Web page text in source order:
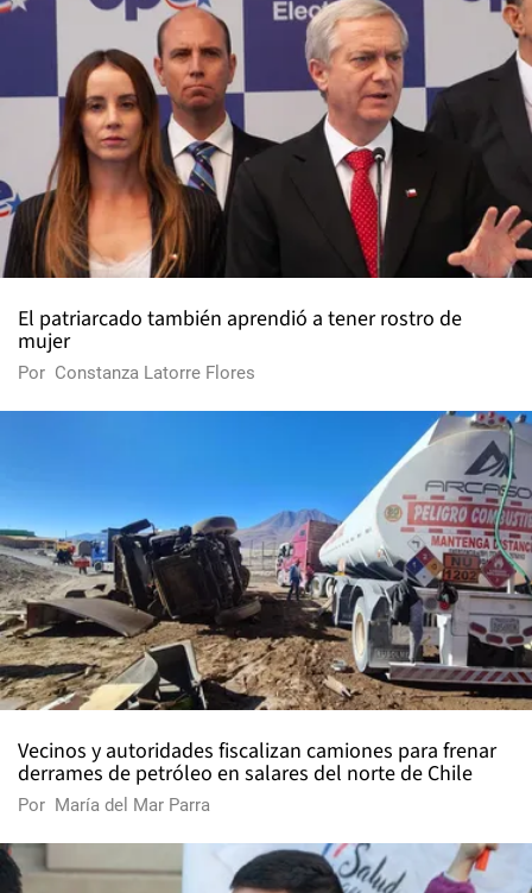
El patriarcado también aprendió a tener rostro de
mujer
Por Constanza Latorre Flores
Vecinos y autoridades fiscalizan camiones para frenar
derrames de petróleo en salares del norte de Chile
Por María del Mar Parra